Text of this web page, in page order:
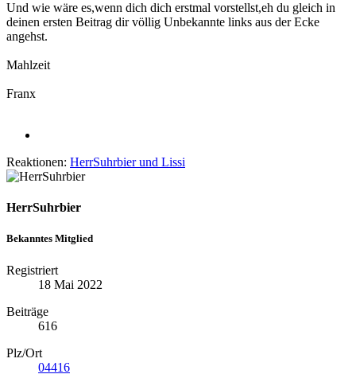
Und wie wäre es,wenn dich dich erstmal vorstellst,eh du gleich in
deinen ersten Beitrag dir völlig Unbekannte links aus der Ecke
angehst.
Mahlzeit
Franx
Reaktionen: HerrSuhrbierund Lissi
HerrSuhrbier
Bekanntes Mitglied
Registriert
18 Mai 2022
Beiträge
616
Plz/Ort
04416